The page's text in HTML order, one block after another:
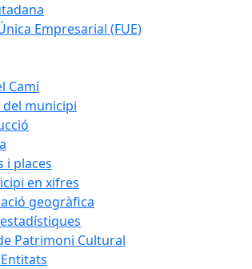
Empresarial (FUE)
Camí
municipi
i places
en xifres
geogràfica
Patrimoni Cultural